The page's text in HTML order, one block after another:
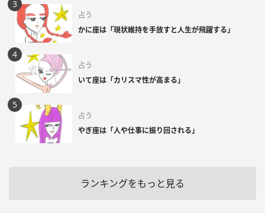
占う
かに座は「現状維持を手放すと人生が飛躍する」
占う
いて座は「カリスマ性が高まる」
占う
やぎ座は「人や仕事に振り回される」
ランキングをもっと見る